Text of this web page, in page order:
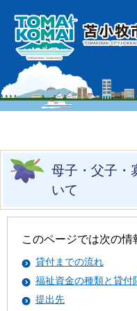
母子・父子・
いて
このページでは次の情
貸付までの流れ
福祉資金の種類と貸付
提出先